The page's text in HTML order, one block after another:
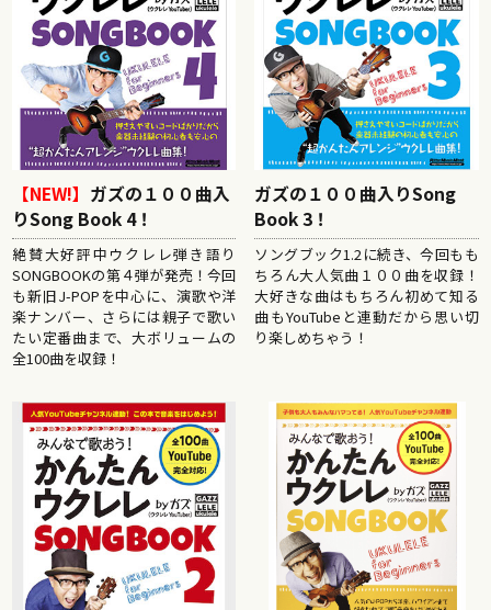
【NEW!】 ガズの１００曲入
りSong Book 4！
絶賛大好評中ウクレレ弾き語り
SONGBOOKの第４弾が発売！今回
も新旧J-POPを中心に、演歌や洋
楽ナンバー、さらには親子で歌い
たい定番曲まで、大ボリュームの
全100曲を収録！
ガズの１００曲入りSong
Book 3！
ソングブック1.2に続き、今回もも
ちろん大人気曲１００曲を収録！
大好きな曲はもちろん初めて知る
曲もYouTubeと連動だから思い切
り楽しめちゃう！